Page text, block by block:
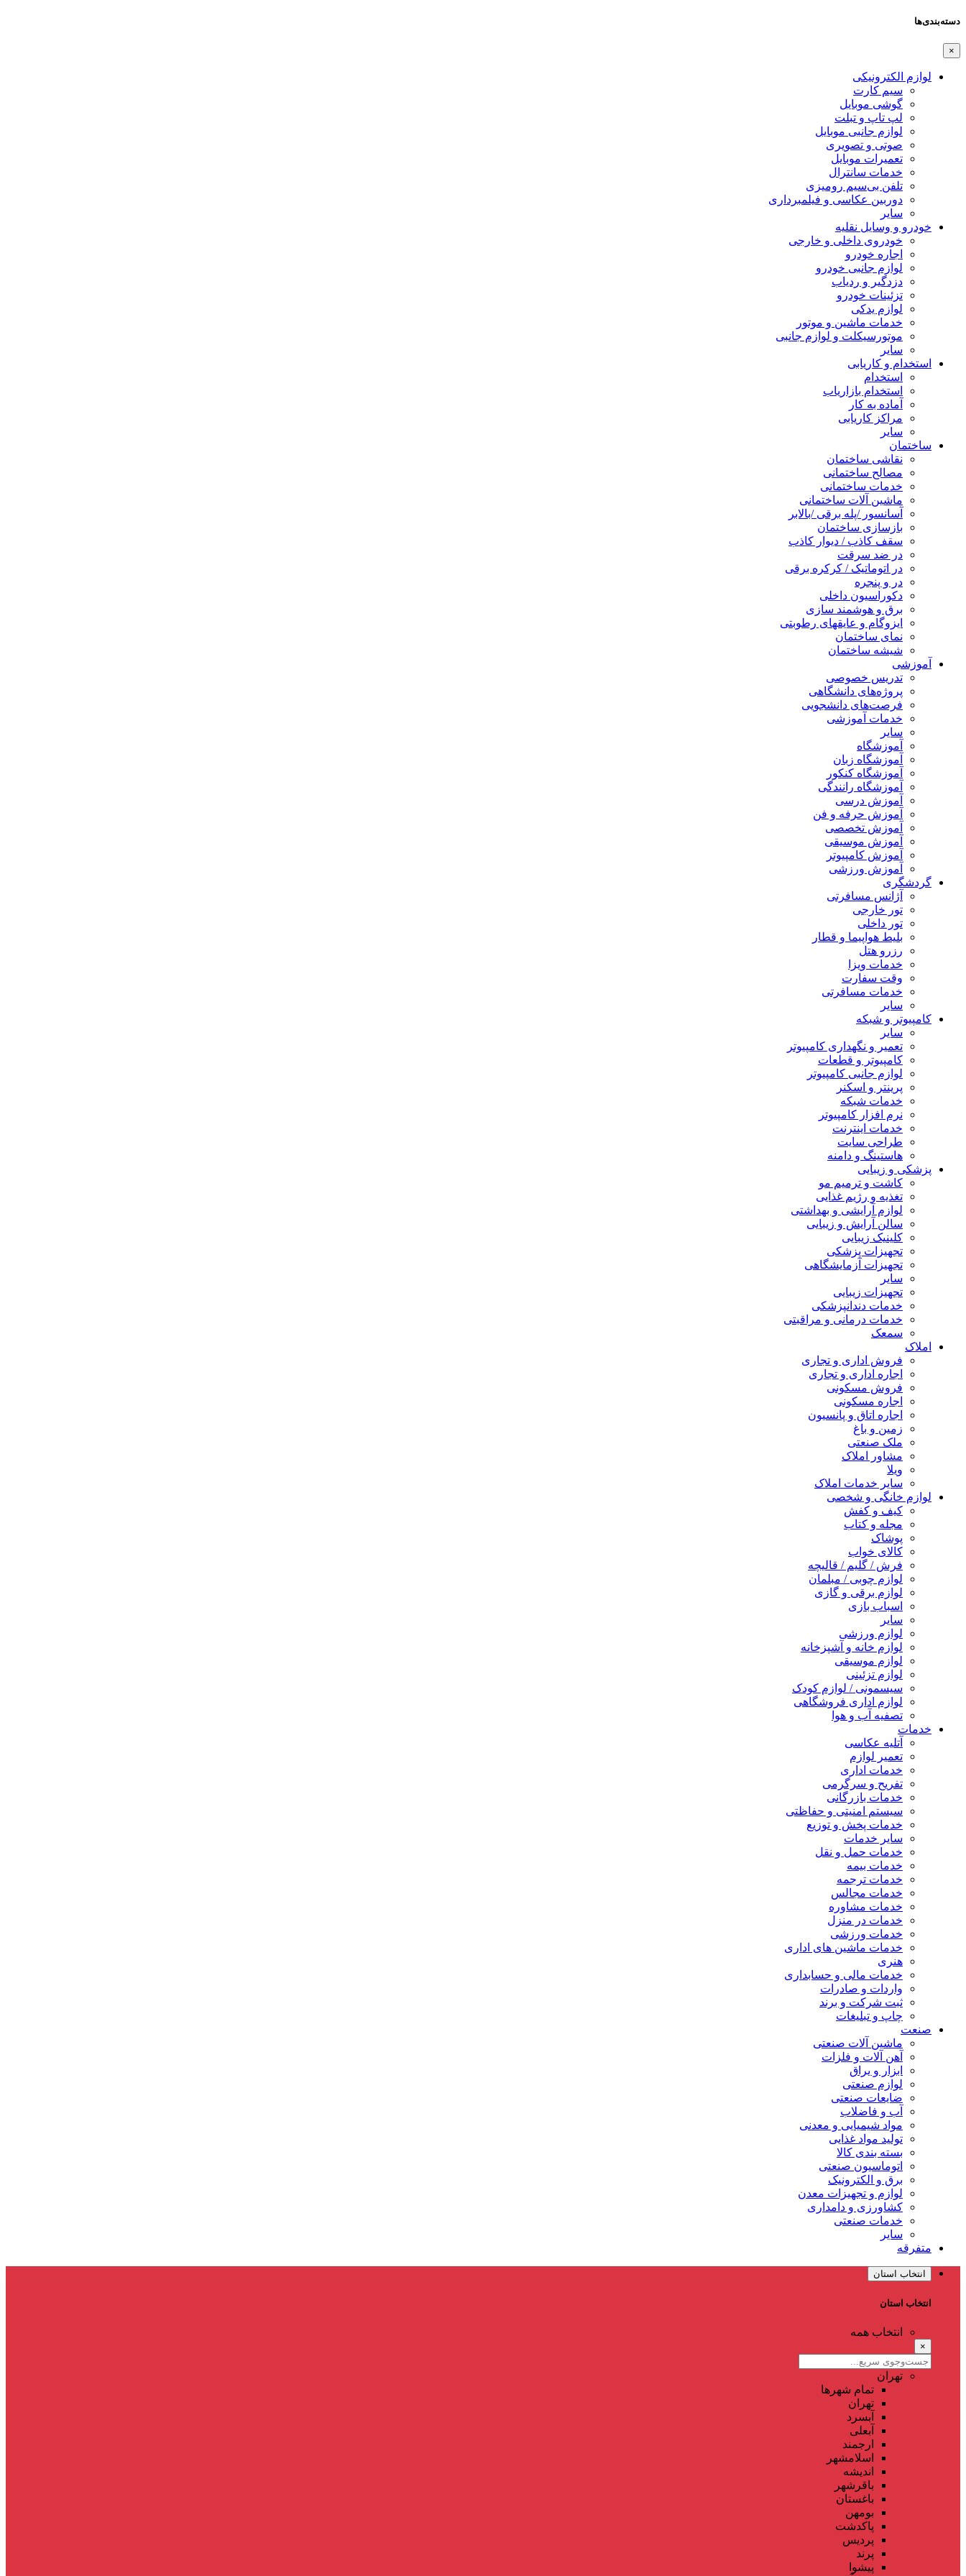
دسته‌بندی‌ها
×
لوازم الکترونیکی
سیم کارت
گوشی موبایل
لپ تاپ و تبلت
لوازم جانبی موبایل
صوتی و تصویری
تعمیرات موبایل
خدمات سانترال
تلفن بی‌سیم رومیزی
دوربین عکاسی و فیلمبرداری
سایر
خودرو و وسایل نقلیه
خودروی داخلی و خارجی
اجاره خودرو
لوازم جانبی خودرو
دزدگیر و ردیاب
تزئینات خودرو
لوازم یدکی
خدمات ماشین و موتور
موتورسیکلت و لوازم جانبی
سایر
استخدام و کاریابی
استخدام
استخدام بازاریاب
آماده به کار
مراکز کاریابی
سایر
ساختمان
نقاشی ساختمان
مصالح ساختمانی
خدمات ساختمانی
ماشین آلات ساختمانی
آسانسور /پله برقی /بالابر
بازسازی ساختمان
سقف کاذب / دیوار کاذب
در ضد سرقت
در اتوماتیک / کرکره برقی
در و پنجره
دکوراسیون داخلی
برق و هوشمند سازی
ایزوگام و عایقهای رطوبتی
نمای ساختمان
شیشه ساختمان
آموزشی
تدریس خصوصی
پروژه‌های دانشگاهی
فرصت‌های دانشجویی
خدمات آموزشی
سایر
آموزشگاه
آموزشگاه زبان
آموزشگاه کنکور
آموزشگاه رانندگی
آموزش درسی
آموزش حرفه و فن
آموزش تخصصی
آموزش موسیقی
آموزش کامپیوتر
آموزش ورزشی
گردشگری
آژانس مسافرتی
تور خارجی
تور داخلی
بلیط هواپیما و قطار
رزرو هتل
خدمات ویزا
وقت سفارت
خدمات مسافرتی
سایر
کامپیوتر و شبکه
سایر
تعمیر و نگهداری کامپیوتر
کامپیوتر و قطعات
لوازم جانبی کامپیوتر
پرینتر و اسکنر
خدمات شبکه
نرم افزار کامپیوتر
خدمات اینترنت
طراحی سایت
هاستینگ و دامنه
پزشکی و زیبایی
کاشت و ترمیم مو
تغذیه و رژیم غذایی
لوازم آرایشی و بهداشتی
سالن آرایش و زیبایی
کلینیک زیبایی
تجهیزات پزشکی
تجهیزات آزمایشگاهی
سایر
تجهیزات زیبایی
خدمات دندانپزشکی
خدمات درمانی و مراقبتی
سمعک
املاک
فروش اداری و تجاری
اجاره اداری و تجاری
فروش مسکونی
اجاره مسکونی
اجاره اتاق و پانسیون
زمین و باغ
ملک صنعتی
مشاور املاک
ویلا
سایر خدمات املاک
لوازم خانگی و شخصی
کیف و کفش
مجله و کتاب
پوشاک
کالای خواب
فرش / گلیم / قالیچه
لوازم چوبی / مبلمان
لوازم برقی و گازی
اسباب بازی
سایر
لوازم ورزشی
لوازم خانه و آشپزخانه
لوازم موسیقی
لوازم تزئینی
سیسمونی / لوازم کودک
لوازم اداری فروشگاهی
تصفیه آب و هوا
خدمات
آتلیه عکاسی
تعمیر لوازم
خدمات اداری
تفریح و سرگرمی
خدمات بازرگانی
سیستم امنیتی و حفاظتی
خدمات پخش و توزیع
سایر خدمات
خدمات حمل و نقل
خدمات بیمه
خدمات ترجمه
خدمات مجالس
خدمات مشاوره
خدمات در منزل
خدمات ورزشی
خدمات ماشین های اداری
هنری
خدمات مالی و حسابداری
واردات و صادرات
ثبت شرکت و برند
چاپ و تبلیغات
صنعت
ماشین آلات صنعتی
آهن آلات و فلزات
ابزار و یراق
لوازم صنعتی
ضایعات صنعتی
آب و فاضلاب
مواد شیمیایی و معدنی
تولید مواد غذایی
بسته بندی کالا
اتوماسیون صنعتی
برق و الکترونیک
لوازم و تجهیزات معدن
کشاورزی و دامداری
خدمات صنعتی
سایر
متفرقه
انتخاب استان
انتخاب استان
انتخاب همه
×
تهران
تمام شهر‌ها
تهران
آبسرد
آبعلی
ارجمند
اسلامشهر
اندیشه
باقرشهر
باغستان
بومهن
پاکدشت
پردیس
پرند
پیشوا